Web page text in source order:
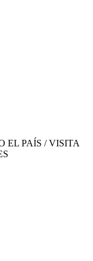
EL PAÍS / VISITA